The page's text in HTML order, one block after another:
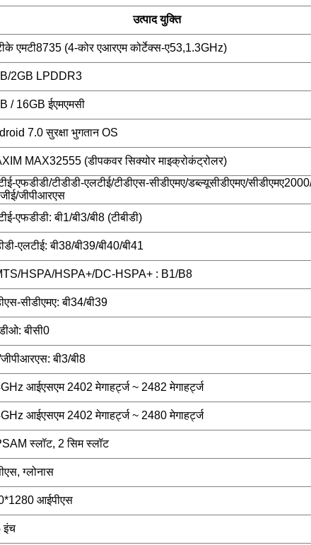
उत्पाद युक्ति
एमटी8735 (4-कोर एआरएम कोर्टेक्स-ए53,1.3GHz)
2GB LPDDR3
/ 16GB ईएमएमसी
7.0 सुरक्षा भुगतान OS
MAX32555 (डीपकवर सिक्योर माइक्रोकंट्रोलर)
एफडीडी/टीडीडी-एलटीई/टीडीएस-सीडीएमए/डब्ल्यूसीडीएमए/
जीपीआरएस
एफडीडी: बी1/बी3/बी8 (टीबीडी)
एलटीई: बी38/बी39/बी40/बी41
HSPA/HSPA+/DC-HSPA+ : B1/B8
सीडीएमए: बी34/बी39
बीसी0
बी3/बी8
आईएसएम 2402 मेगाहर्ट्ज ~ 2482 मेगाहर्ट्ज
आईएसएम 2402 मेगाहर्ट्ज ~ 2480 मेगाहर्ट्ज
स्लॉट, 2 सिम स्लॉट
ग्लोनास
आईपीएस
इंच